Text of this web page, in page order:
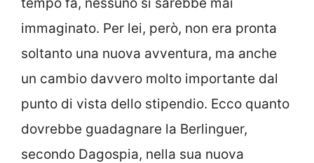
immaginato. Per lei, però, non era pronta
soltanto una nuova avventura, ma anche
un cambio davvero molto importante dal
punto di vista dello stipendio. Ecco quanto
dovrebbe guadagnare la Berlinguer,
secondo Dagospia, nella sua nuova